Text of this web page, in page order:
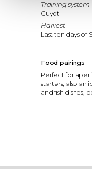
Training system
Guyot
Harvest
Last ten days of
Food pairings
Perfect for
starters, also an
and fish dishes,